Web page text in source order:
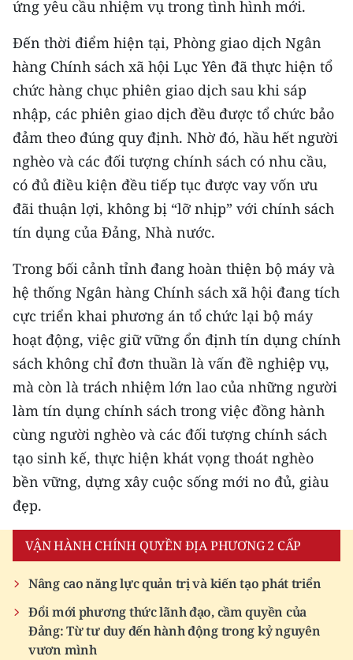
ứng yêu cầu nhiệm vụ trong tình hình mới.
Đến thời điểm hiện tại, Phòng giao dịch Ngân
hàng Chính sách xã hội Lục Yên đã thực hiện tổ
chức hàng chục phiên giao dịch sau khi sáp
nhập, các phiên giao dịch đều được tổ chức bảo
đảm theo đúng quy định. Nhờ đó, hầu hết người
nghèo và các đối tượng chính sách có nhu cầu,
có đủ điều kiện đều tiếp tục được vay vốn ưu
đãi thuận lợi, không bị “lỡ nhịp” với chính sách
tín dụng của Đảng, Nhà nước.
Trong bối cảnh tỉnh đang hoàn thiện bộ máy và
hệ thống Ngân hàng Chính sách xã hội đang tích
cực triển khai phương án tổ chức lại bộ máy
hoạt động, việc giữ vững ổn định tín dụng chính
sách không chỉ đơn thuần là vấn đề nghiệp vụ,
mà còn là trách nhiệm lớn lao của những người
làm tín dụng chính sách trong việc đồng hành
cùng người nghèo và các đối tượng chính sách
tạo sinh kế, thực hiện khát vọng thoát nghèo
bền vững, dựng xây cuộc sống mới no đủ, giàu
đẹp.
VẬN HÀNH CHÍNH QUYỀN ĐỊA PHƯƠNG 2 CẤP
Nâng cao năng lực quản trị và kiến tạo phát triển
Đổi mới phương thức lãnh đạo, cầm quyền của
Đảng: Từ tư duy đến hành động trong kỷ nguyên
vươn mình